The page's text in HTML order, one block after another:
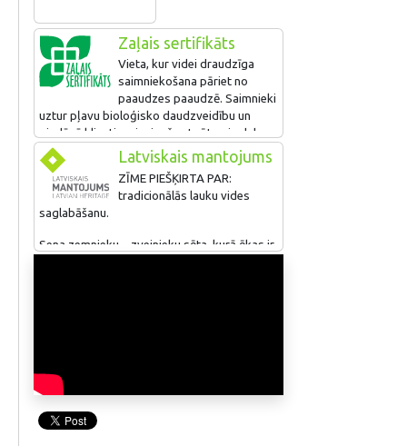
Zaļais sertifikāts
Vieta, kur videi draudzīga
saimniekošana pāriet no
paaudzes paaudzē. Saimnieki
uztur pļavu bioloģisko daudzveidību un
piedāvā klientiem izzinošu atpūtu pie dabas.
Priekšmetiem šeit piešķir otro dzīvi, tos
atjaunojot un restaurējot. Ēku renovācijā ir
izmantotas koka daļas no apkaimes
pamestajām muižām.
Latviskais mantojums
ZĪME PIEŠĶIRTA PAR:
tradicionālās lauku vides
saglabāšanu.
Sena zemnieku – zvejnieku sēta, kurā ēkas ir
pie kuras izveidots tradicionālo zāļu tēju un
garšaugu dārziņš. Saimniece stāsta par dzīvi
laukos, tradīcijām apkaimes vēsturi. Sētu
ieskauj vareni ozoli.